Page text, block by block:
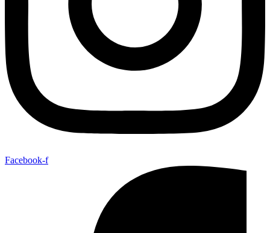
Facebook-f